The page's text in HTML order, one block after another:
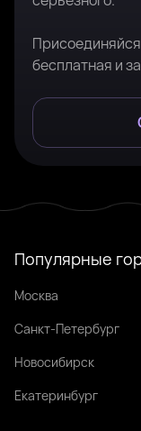
бесплатная и
Популярные
Москва
Санкт-Петербург
Новосибирск
Екатеринбург